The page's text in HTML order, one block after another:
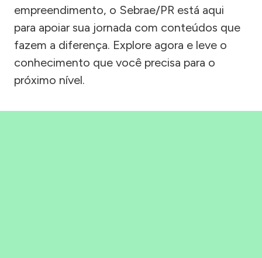
empreendimento, o Sebrae/PR está aqui
para apoiar sua jornada com conteúdos que
fazem a diferença. Explore agora e leve o
conhecimento que você precisa para o
próximo nível.